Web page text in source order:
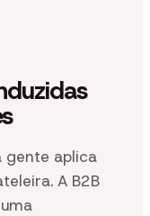
gente aplica
A B2B